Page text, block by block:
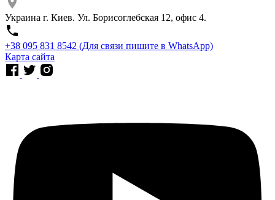
Украина г. Киев. Ул. Борисоглебская 12, офис 4.
⁨+38 095 831 8542⁩ (Для связи пишите в WhatsApp)
Карта сайта